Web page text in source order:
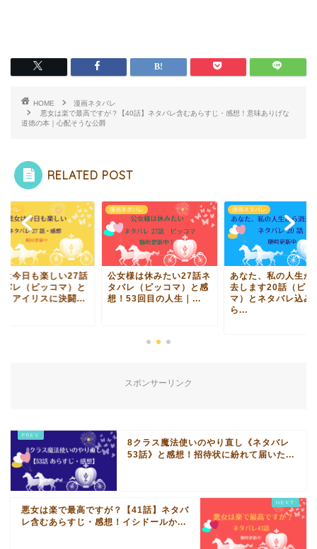
HOME
漫画ネタバレ
悪女は楽で最高ですが？【40話】ネタバレ含むあらすじ・感想！意味ありげな
道徳の本｜心配そうな公爵
RELATED POST
タバレ
は今日も楽しい27話
バレ（ピッコマ）と
！アイリスに決闘...
漫画ネタバレ
公女様は休みたい27話ネ
タバレ（ピッコマ）と感
想！53回目の人生｜...
漫画ネタバレ
あなた、私の人生か
去します20話（ピッ
マ）とネタバレ込み
ら...
スポンサーリンク
8クラス魔法使いのやり直し《ネタバレ
53話》と感想！招待状に紛れて届いた...
悪女は楽で最高ですが？【41話】ネタバ
レ含むあらすじ・感想！イシドールか...